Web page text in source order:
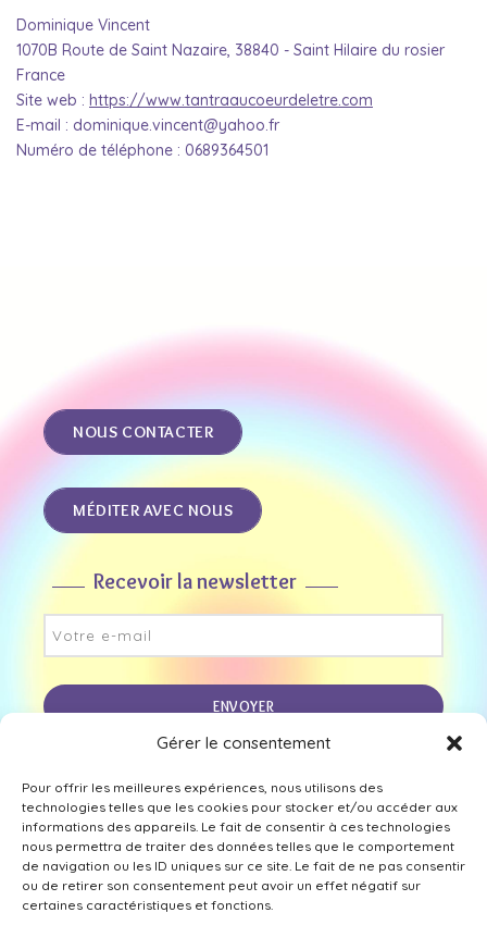
Gérer le consentement
Pour offrir les meilleures expériences, nous utilisons des
technologies telles que les cookies pour stocker et/ou accéder aux
informations des appareils. Le fait de consentir à ces technologies
nous permettra de traiter des données telles que le comportement
de navigation ou les ID uniques sur ce site. Le fait de ne pas consentir
ou de retirer son consentement peut avoir un effet négatif sur
certaines caractéristiques et fonctions.
Dominique Vincent
1070B Route de Saint Nazaire, 38840 - Saint Hilaire du rosier
France
Site web : https://www.tantraaucoeurdeletre.com
E-mail : dominique.vincent@yahoo.fr
Numéro de téléphone : 0689364501
NOUS CONTACTER
MÉDITER AVEC NOUS
Recevoir la newsletter